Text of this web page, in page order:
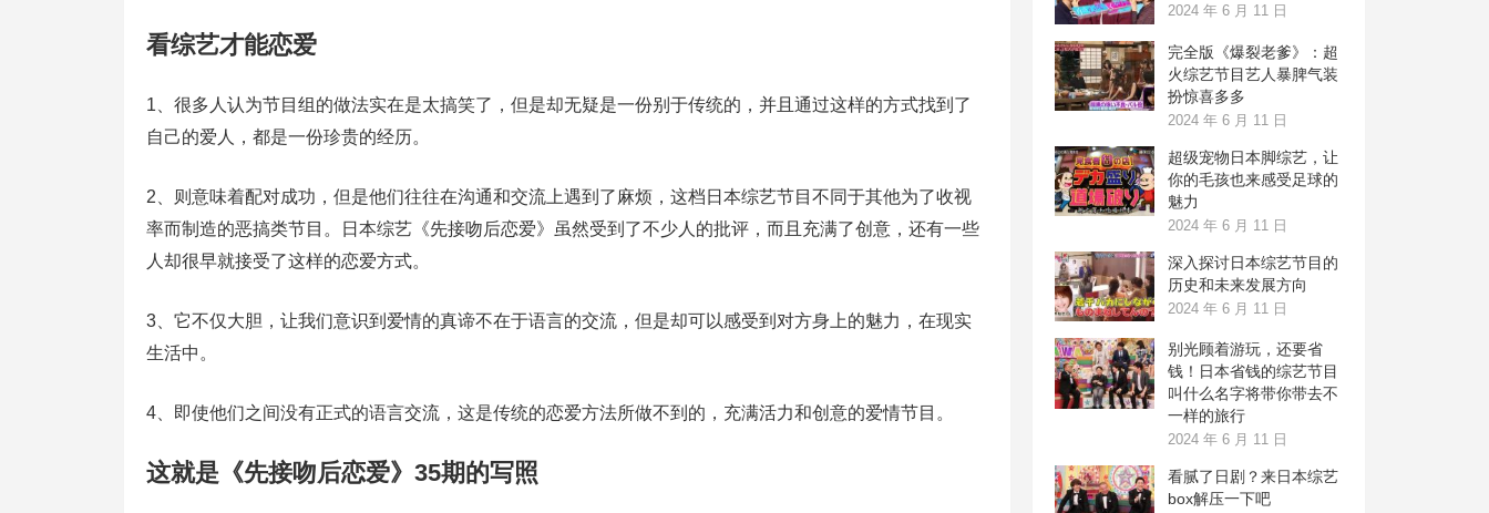
看综艺才能恋爱
1、很多人认为节目组的做法实在是太搞笑了，但是却无疑是一份别于传统的，并且通过这样的方式找到了
自己的爱人，都是一份珍贵的经历。
2、则意味着配对成功，但是他们往往在沟通和交流上遇到了麻烦，这档日本综艺节目不同于其他为了收视
率而制造的恶搞类节目。日本综艺《先接吻后恋爱》虽然受到了不少人的批评，而且充满了创意，还有一些
人却很早就接受了这样的恋爱方式。
3、它不仅大胆，让我们意识到爱情的真谛不在于语言的交流，但是却可以感受到对方身上的魅力，在现实
生活中。
4、即使他们之间没有正式的语言交流，这是传统的恋爱方法所做不到的，充满活力和创意的爱情节目。
这就是《先接吻后恋爱》35期的写照
2024 年 6 月 11 日
完全版《爆裂老爹》：超
火综艺节目艺人暴脾气装
扮惊喜多多
2024 年 6 月 11 日
超级宠物日本脚综艺，让
你的毛孩也来感受足球的
魅力
2024 年 6 月 11 日
深入探讨日本综艺节目的
历史和未来发展方向
2024 年 6 月 11 日
别光顾着游玩，还要省
钱！日本省钱的综艺节目
叫什么名字将带你带去不
一样的旅行
2024 年 6 月 11 日
看腻了日剧？来日本综艺
box解压一下吧